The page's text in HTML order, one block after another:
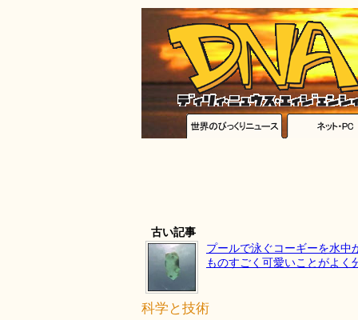
古い記事
プールで泳ぐコーギーを水中
ものすごく可愛いことがよく
科学と技術